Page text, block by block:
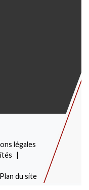
légales
|
Plan du site